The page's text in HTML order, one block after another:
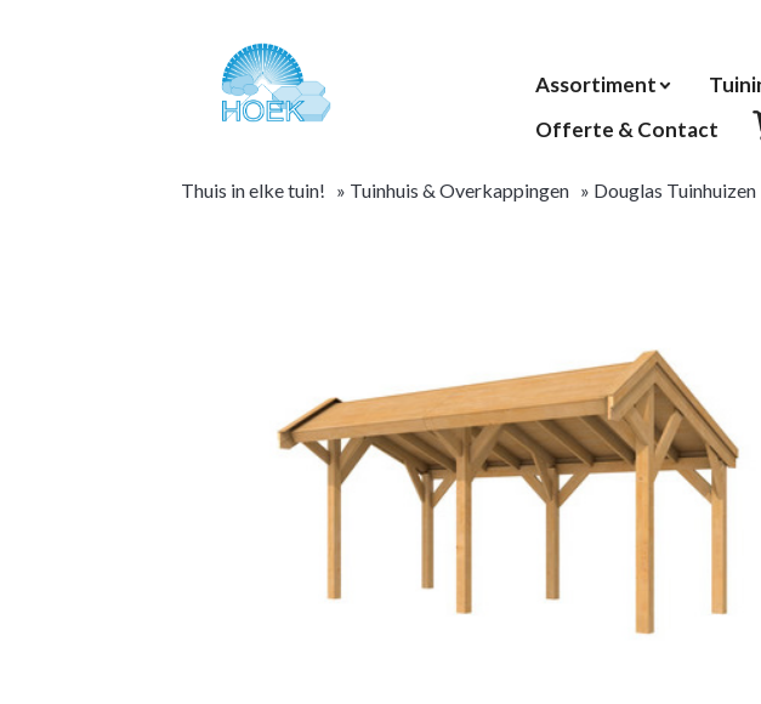
Assortiment
Offerte & Contact
Thuis in elke tuin! » Tuinhuis & Overkappingen » Douglas Tuinhuizen